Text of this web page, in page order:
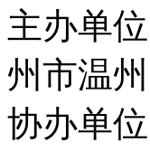
主办单
州市温
协办单